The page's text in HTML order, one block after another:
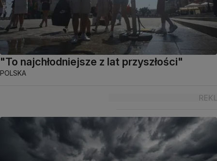
"To najchłodniejsze z lat przyszłości"
POLSKA